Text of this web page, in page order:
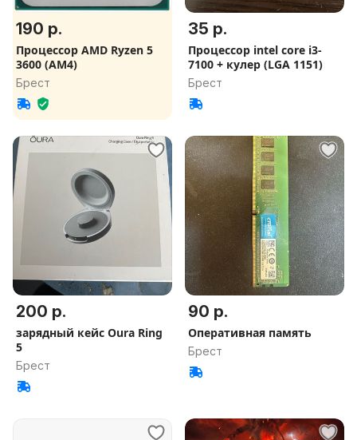
190 р.
Процессор AMD Ryzen 5
3600 (AM4)
Брест
35 р.
Процессор intel core i3-
7100 + кулер (LGA 1151)
Брест
200 р.
зарядный кейс Oura Ring
5
Брест
90 р.
Оперативная память
Брест